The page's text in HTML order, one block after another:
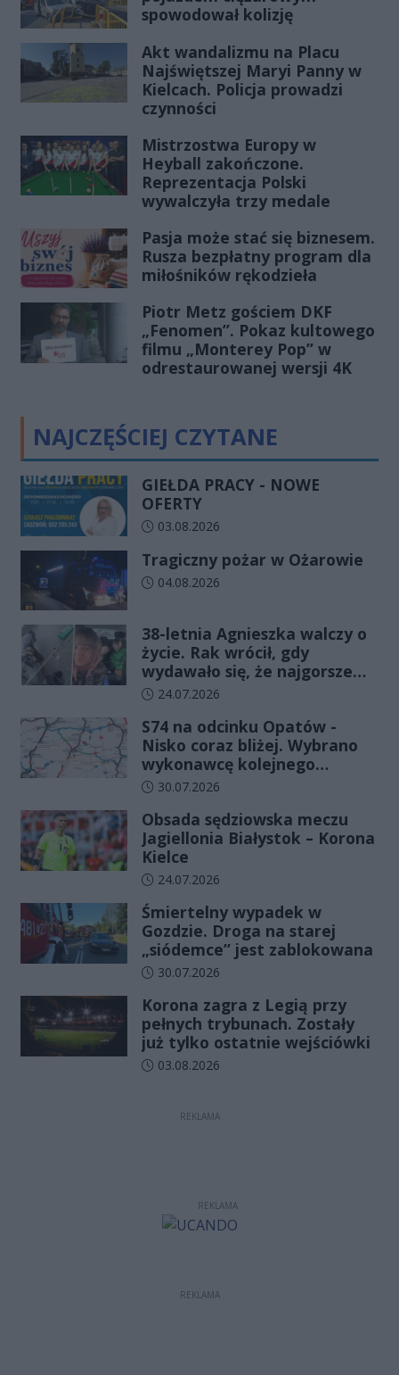
spowodował kolizję
Akt wandalizmu na Placu
Najświętszej Maryi Panny w
Kielcach. Policja prowadzi
czynności
Mistrzostwa Europy w
Heyball zakończone.
Reprezentacja Polski
wywalczyła trzy medale
Pasja może stać się biznesem.
Rusza bezpłatny program dla
miłośników rękodzieła
Piotr Metz gościem DKF
„Fenomen”. Pokaz kultowego
filmu „Monterey Pop” w
odrestaurowanej wersji 4K
NAJCZĘŚCIEJ CZYTANE
GIEŁDA PRACY - NOWE
OFERTY
Data dodania artykułu:
03.08.2026
Tragiczny pożar w Ożarowie
Data dodania artykułu:
04.08.2026
38-letnia Agnieszka walczy o
życie. Rak wrócił, gdy
wydawało się, że najgorsze
już minęło
Data dodania artykułu:
24.07.2026
S74 na odcinku Opatów -
Nisko coraz bliżej. Wybrano
wykonawcę kolejnego
odcinka
Data dodania artykułu:
30.07.2026
Obsada sędziowska meczu
Jagiellonia Białystok – Korona
Kielce
Data dodania artykułu:
24.07.2026
Śmiertelny wypadek w
Gozdzie. Droga na starej
„siódemce” jest zablokowana
Data dodania artykułu:
30.07.2026
Korona zagra z Legią przy
pełnych trybunach. Zostały
już tylko ostatnie wejściówki
Data dodania artykułu:
03.08.2026
REKLAMA
REKLAMA
REKLAMA